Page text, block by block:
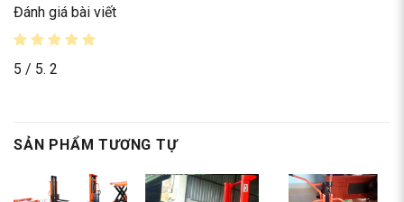
Đánh giá bài viết
5 / 5. 2
SẢN PHẨM TƯƠNG TỰ